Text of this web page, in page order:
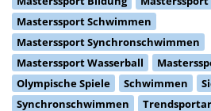
Masterssport Schwimmen
Masterssport Synchronschwimmen
Masterssport Wasserball
Olympische Spiele
Schwimmen
Synchronschwimmen